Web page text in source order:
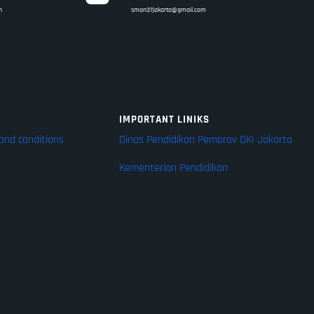
sman37jakarta@gmail.com
conditions
IMPORTANT LINIKS
Dinas Pendidikan Pemprov DKI Jakarta
Kementerian Pendidikan